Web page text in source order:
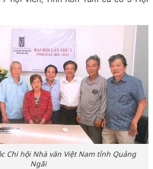
Chi hội Nhà văn Việt Nam tỉnh Quảng
Ngãi